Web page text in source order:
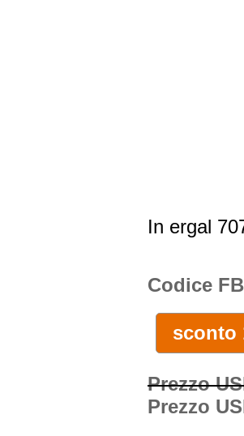
In ergal
Codice
sconto
Prezzo
Prezzo